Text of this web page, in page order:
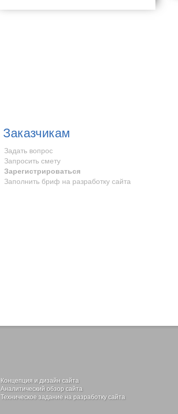
Заказчикам
Задать вопрос
Запросить смету
Зарегистрироваться
Заполнить бриф на разработку сайта
Концепция и дизайн сайта
Аналитический обзор сайта
Техническое задание на разработку сайта